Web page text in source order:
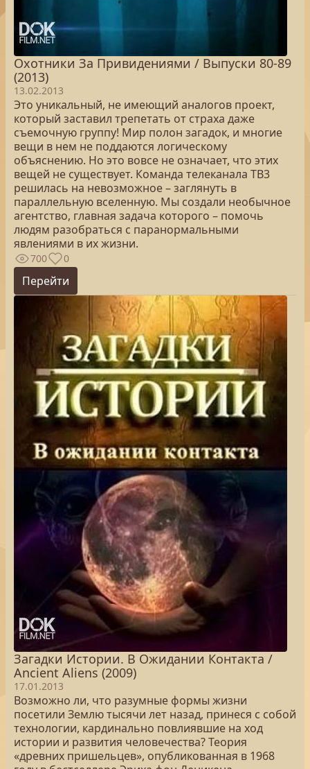
Охотники За Привидениями / Выпуски 80-89
(2013)
13.02.2013
Это уникальный, не имеющий аналогов проект,
который заставил трепетать от страха даже
съемочную группу! Мир полон загадок, и многие
вещи в нем не поддаются логическому
объяснению. Но это вовсе не означает, что этих
вещей не существует. Команда телеканала ТВ3
решилась на невозможное – заглянуть в
параллельную вселенную. Мы создали необычное
агентство, главная задача которого – помочь
людям разобраться с паранормальными
явлениями в их жизни.
700 0
Перейти
Загадки Истории. В Ожидании Контакта /
Ancient Aliens (2009)
17.01.2013
Возможно ли, что разумные формы жизни
посетили Землю тысячи лет назад, принеся с собой
технологии, кардинально повлиявшие на ход
истории и развития человечества? Теория
«древних пришельцев», опубликованная в 1968